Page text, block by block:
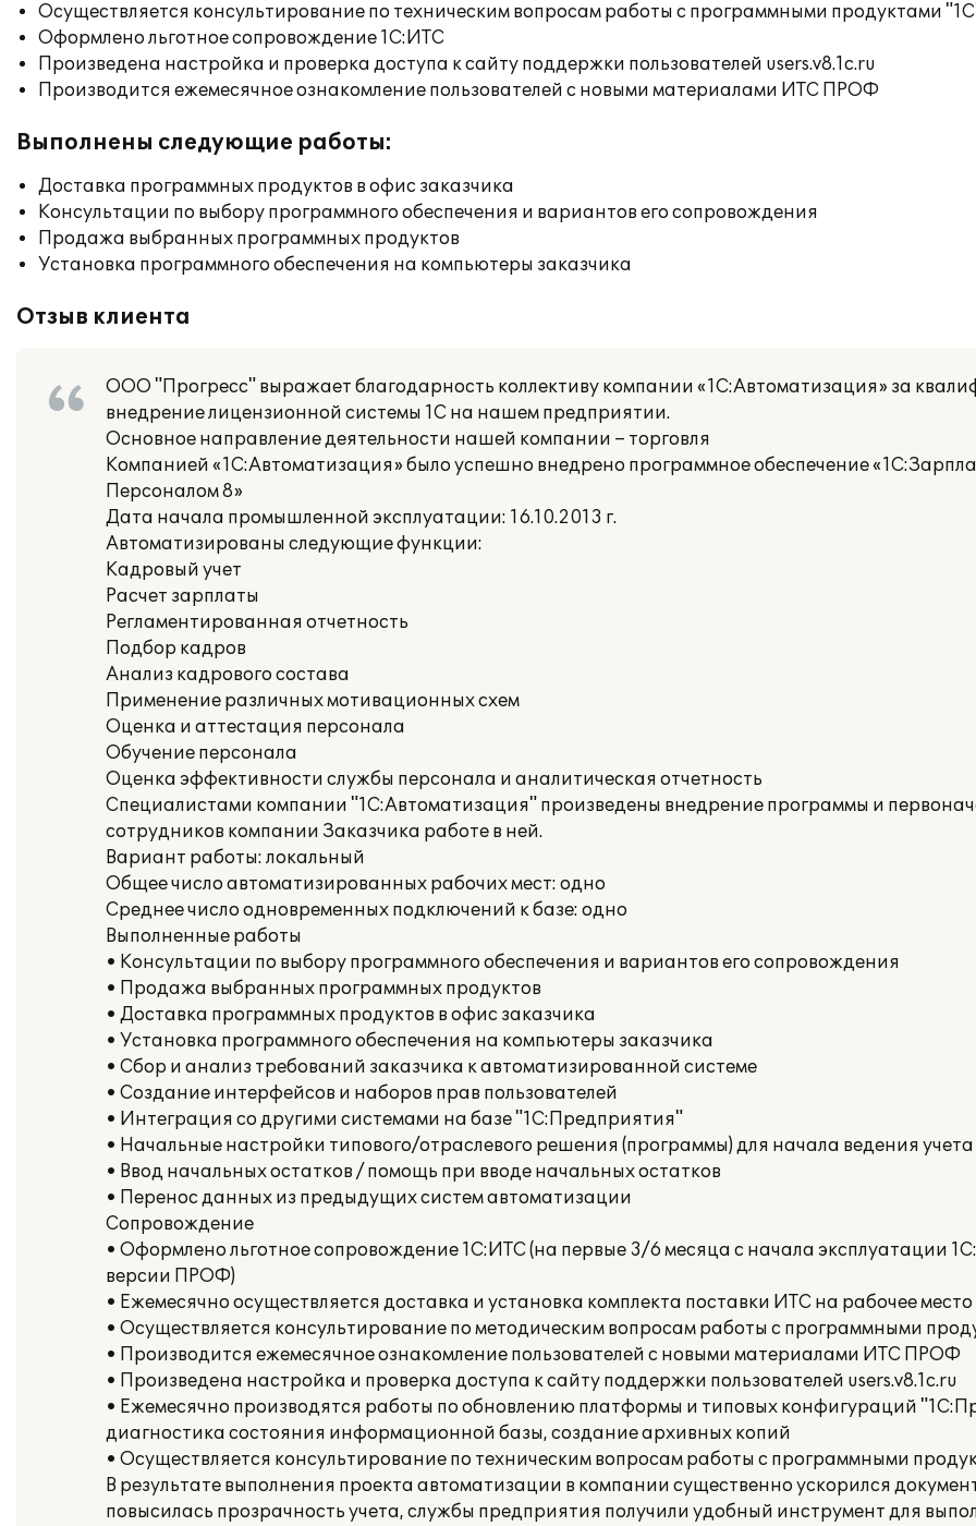
Осуществляется консультирование по техническим вопросам работы с программными продуктами
Оформлено льготное сопровождение 1С:ИТС
Произведена настройка и проверка доступа к сайту поддержки пользователей users.v8.1c.ru
Производится ежемесячное ознакомление пользователей с новыми материалами ИТС ПРОФ
Выполнены следующие работы:
Доставка программных продуктов в офис заказчика
Консультации по выбору программного обеспечения и вариантов его сопровождения
Продажа выбранных программных продуктов
Установка программного обеспечения на компьютеры заказчика
Отзыв клиента
ООО "Прогресс" выражает благодарность коллективу компании «1С:Автоматизация» за
внедрение лицензионной системы 1С на нашем предприятии.
Основное направление деятельности нашей компании – торговля
Компанией «1С:Автоматизация» было успешно внедрено программное обеспечение
Персоналом 8»
Дата начала промышленной эксплуатации: 16.10.2013 г.
Автоматизированы следующие функции:
Кадровый учет
Расчет зарплаты
Регламентированная отчетность
Подбор кадров
Анализ кадрового состава
Применение различных мотивационных схем
Оценка и аттестация персонала
Обучение персонала
Оценка эффективности службы персонала и аналитическая отчетность
Специалистами компании "1С:Автоматизация" произведены внедрение программы и
сотрудников компании Заказчика работе в ней.
Вариант работы: локальный
Общее число автоматизированных рабочих мест: одно
Среднее число одновременных подключений к базе: одно
Выполненные работы
• Консультации по выбору программного обеспечения и вариантов его сопровождения
• Продажа выбранных программных продуктов
• Доставка программных продуктов в офис заказчика
• Установка программного обеспечения на компьютеры заказчика
• Сбор и анализ требований заказчика к автоматизированной системе
• Создание интерфейсов и наборов прав пользователей
• Интеграция со другими системами на базе "1С:Предприятия"
• Начальные настройки типового/отраслевого решения (программы) для начала ведения учета
• Ввод начальных остатков / помощь при вводе начальных остатков
• Перенос данных из предыдущих систем автоматизации
Сопровождение
• Оформлено льготное сопровождение 1С:ИТС (на первые 3/6 месяца с начала эксплуатации
версии ПРОФ)
• Ежемесячно осуществляется доставка и установка комплекта поставки ИТС на рабочее место
• Осуществляется консультирование по методическим вопросам работы с программными
• Производится ежемесячное ознакомление пользователей с новыми материалами ИТС ПРОФ
• Произведена настройка и проверка доступа к сайту поддержки пользователей users.v8.1c.ru
• Ежемесячно производятся работы по обновлению платформы и типовых конфигураций
диагностика состояния информационной базы, создание архивных копий
• Осуществляется консультирование по техническим вопросам работы с программными
В результате выполнения проекта автоматизации в компании существенно ускорился
повысилась прозрачность учета, службы предприятия получили удобный инструмент для